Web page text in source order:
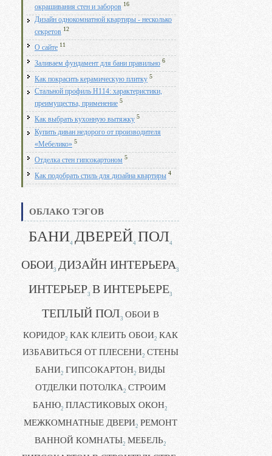
окрашивания стен и заборов 16
Дизайн однокомнатной квартиры - несколько
секретов 12
О сайте 11
Заливаем фундамент для бани правильно 6
Как покрасить керамическую плитку 5
Стальной профиль Н114: характеристики,
преимущества, применение 5
Как выбрать кухонную вытяжку 5
Купить диван недорого от производителя
«Мебелико» 5
Отделка стен гипсокартоном 5
Как подобрать стиль для дизайна квартиры 4
ОБЛАКО ТЭГОВ
БАНИ4 ДВЕРЕЙ4 ПОЛ4
ОБОИ3 ДИЗАЙН ИНТЕРЬЕРА3
ИНТЕРЬЕР3 В ИНТЕРЬЕРЕ3
ТЕПЛЫЙ ПОЛ3 ОБОИ В
КОРИДОР2 КАК КЛЕИТЬ ОБОИ2 КАК
ИЗБАВИТЬСЯ ОТ ПЛЕСЕНИ2 СТЕНЫ
БАНИ2 ГИПСОКАРТОН2 ВИДЫ
ОТДЕЛКИ ПОТОЛКА2 СТРОИМ
БАНЮ2 ПЛАСТИКОВЫХ ОКОН2
МЕЖКОМНАТНЫЕ ДВЕРИ2 РЕМОНТ
ВАННОЙ КОМНАТЫ2 МЕБЕЛЬ2